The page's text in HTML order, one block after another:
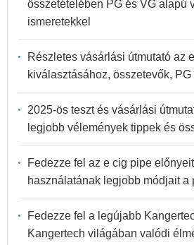
összetételében PG és VG alapú
ismeretekkel
Részletes vásárlási útmutató az
kiválasztásához, összetevők,
2025-ös teszt és vásárlási
legjobb vélemények tippek és
Fedezze fel az e cig pipe
használatának legjobb módjait a
Fedezze fel a legújabb
Kangertech világában valódi